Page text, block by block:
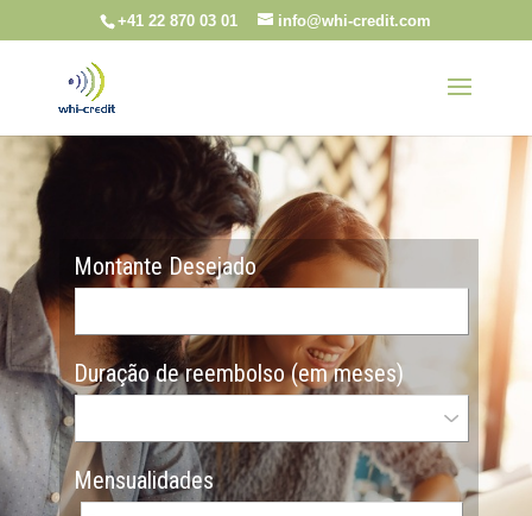
+41 22 870 03 01 info@whi-credit.com
Montante Desejado
Duração de reembolso (em meses)
Mensualidades